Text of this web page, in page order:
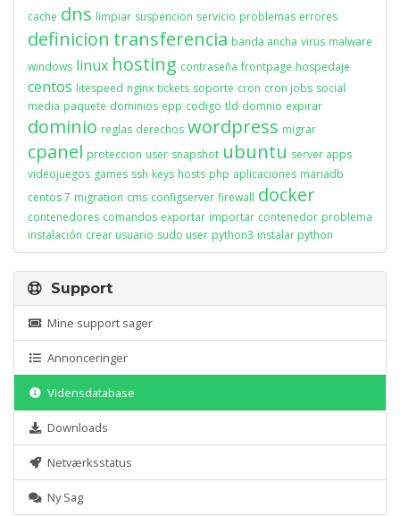
cache dns limpiar suspencion servicio problemas errores
definicion transferencia banda ancha virus malware
windows linux hosting contraseña frontpage hospedaje
centos litespeed nginx tickets soporte cron cron jobs social
media paquete dominios epp codigo tld domnio expirar
dominio reglas derechos wordpress migrar
cpanel proteccion user snapshot ubuntu server apps
videojuegos games ssh keys hosts php aplicaciones mariadb
centos 7 migration cms configserver firewall docker
contenedores comandos exportar importar contenedor problema
instalación crear usuario sudo user python3 instalar python
Support
Mine support sager
Annonceringer
Vidensdatabase
Downloads
Netværksstatus
Ny Sag